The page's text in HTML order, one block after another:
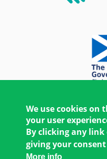
We use cookies on
your user
By clicking any
giving your
More info